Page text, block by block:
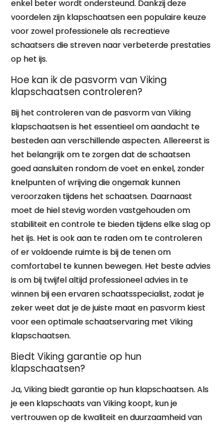
enkel beter wordt ondersteund. Dankzij deze
voordelen zijn klapschaatsen een populaire keuze
voor zowel professionele als recreatieve
schaatsers die streven naar verbeterde prestaties
op het ijs.
Hoe kan ik de pasvorm van Viking
klapschaatsen controleren?
Bij het controleren van de pasvorm van Viking
klapschaatsen is het essentieel om aandacht te
besteden aan verschillende aspecten. Allereerst is
het belangrijk om te zorgen dat de schaatsen
goed aansluiten rondom de voet en enkel, zonder
knelpunten of wrijving die ongemak kunnen
veroorzaken tijdens het schaatsen. Daarnaast
moet de hiel stevig worden vastgehouden om
stabiliteit en controle te bieden tijdens elke slag op
het ijs. Het is ook aan te raden om te controleren
of er voldoende ruimte is bij de tenen om
comfortabel te kunnen bewegen. Het beste advies
is om bij twijfel altijd professioneel advies in te
winnen bij een ervaren schaatsspecialist, zodat je
zeker weet dat je de juiste maat en pasvorm kiest
voor een optimale schaatservaring met Viking
klapschaatsen.
Biedt Viking garantie op hun
klapschaatsen?
Ja, Viking biedt garantie op hun klapschaatsen. Als
je een klapschaats van Viking koopt, kun je
vertrouwen op de kwaliteit en duurzaamheid van